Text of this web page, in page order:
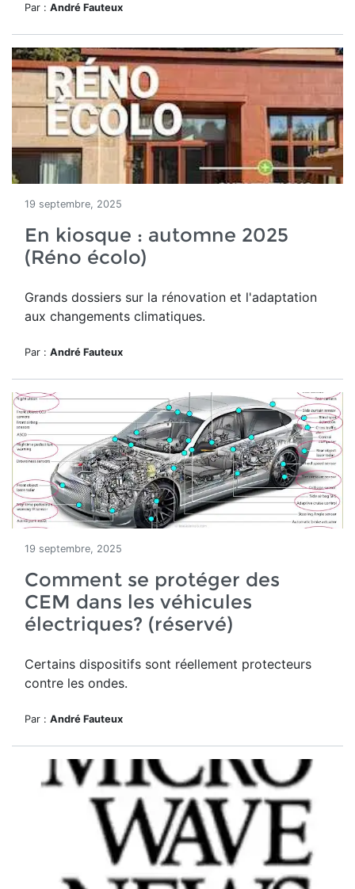
Par : André Fauteux
19 septembre, 2025
En kiosque : automne 2025
(Réno écolo)
Grands dossiers sur la rénovation et l'adaptation
aux changements climatiques.
Par : André Fauteux
19 septembre, 2025
Comment se protéger des
CEM dans les véhicules
électriques? (réservé)
Certains dispositifs sont réellement protecteurs
contre les ondes.
Par : André Fauteux